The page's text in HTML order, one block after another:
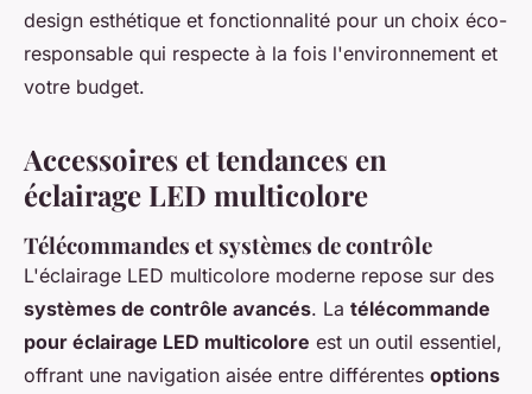
design esthétique et fonctionnalité pour un choix éco-
responsable qui respecte à la fois l'environnement et
votre budget.
Accessoires et tendances en
éclairage LED multicolore
Télécommandes et systèmes de contrôle
L'éclairage LED multicolore moderne repose sur des
systèmes de contrôle avancés. La télécommande
pour éclairage LED multicolore est un outil essentiel,
offrant une navigation aisée entre différentes options